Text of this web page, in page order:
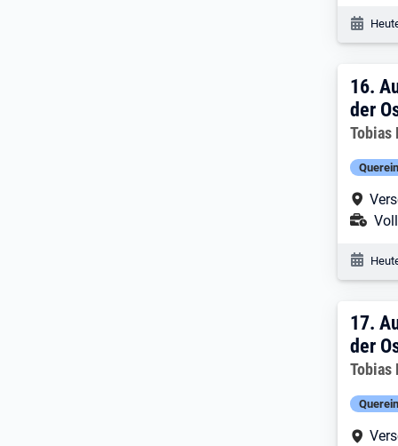
16.
16.
der
Tobias
17.
17.
der
Tobias